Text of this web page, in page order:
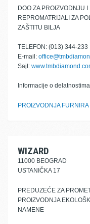
DOO ZA PROIZVODNJU
REPROMATRIJALI ZA
ZAŠTITU BILJA
TELEFON: (013) 344-233
E-mail:
Sajt:
Informacije o
PROIZVODNJA
WIZARD
11000 BEOGRAD
USTANIČKA 17
PREDUZEĆE ZA
PROIZVODNJA
NAMENE